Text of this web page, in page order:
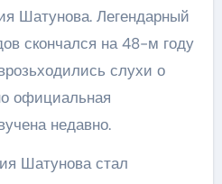
Шатунова. Легендарный
скончался на 48-м году
слухи о
официальная
недавно.
Шатунова стал